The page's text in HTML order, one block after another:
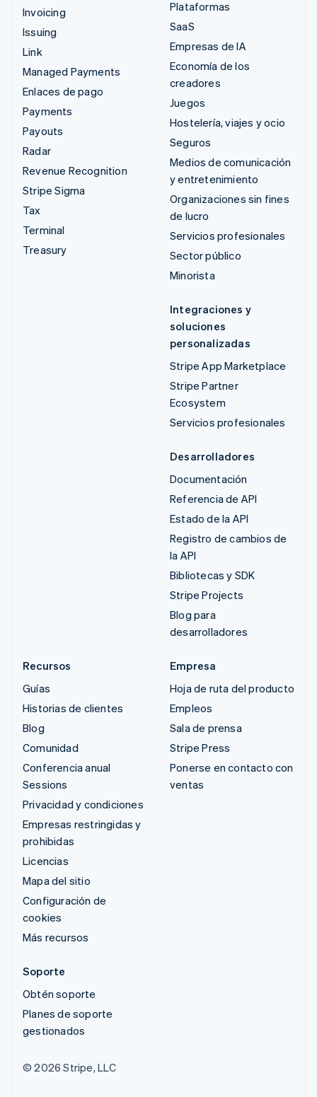
Invoicing
Issuing
Link
Managed Payments
Enlaces de pago
Payments
Payouts
Radar
Revenue Recognition
Stripe Sigma
Tax
Terminal
Treasury
Plataformas
SaaS
Empresas de IA
Economía de los
creadores
Juegos
Hostelería, viajes y ocio
Seguros
Medios de comunicación
y entretenimiento
Organizaciones sin fines
de lucro
Servicios profesionales
Sector público
Minorista
Integraciones y
soluciones
personalizadas
Stripe App Marketplace
Stripe Partner
Ecosystem
Servicios profesionales
Desarrolladores
Documentación
Referencia de API
Estado de la API
Registro de cambios de
la API
Bibliotecas y SDK
Stripe Projects
Blog para
desarrolladores
Recursos
Guías
Historias de clientes
Blog
Comunidad
Conferencia anual
Sessions
Privacidad y condiciones
Empresas restringidas y
prohibidas
Licencias
Mapa del sitio
Configuración de
cookies
Más recursos
Empresa
Hoja de ruta del producto
Empleos
Sala de prensa
Stripe Press
Ponerse en contacto con
ventas
Soporte
Obtén soporte
Planes de soporte
gestionados
© 2026 Stripe, LLC